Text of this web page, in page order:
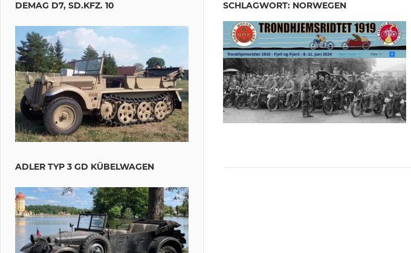
SCHLAGWORT: NORWEGEN
DEMAG D7, SD.KFZ. 10
ADLER TYP 3 GD KÜBELWAGEN